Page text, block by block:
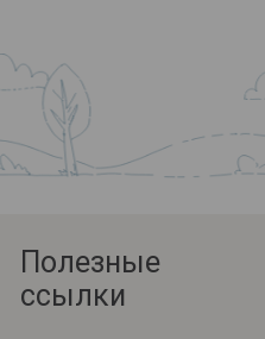
Полезные
ссылки